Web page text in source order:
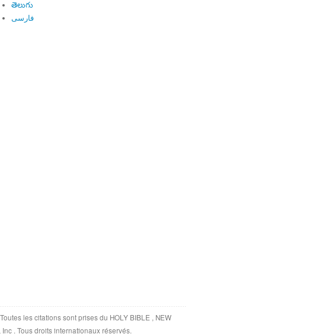
తెలుగు
فارسی
les citations sont prises du HOLY BIBLE , NEW
. Tous droits internationaux réservés.